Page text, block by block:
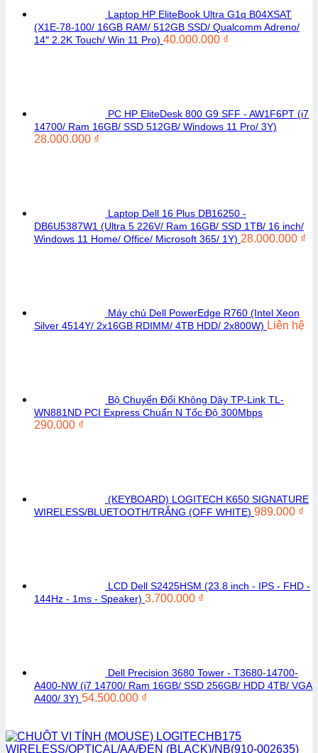
Laptop HP EliteBook Ultra G1q B04XSAT
(X1E-78-100/ 16GB RAM/ 512GB SSD/ Qualcomm Adreno/
14″ 2.2K Touch/ Win 11 Pro) 40.000.000 ₫
PC HP EliteDesk 800 G9 SFF - AW1F6PT (i7
14700/ Ram 16GB/ SSD 512GB/ Windows 11 Pro/ 3Y)
28.000.000 ₫
Laptop Dell 16 Plus DB16250 -
DB6U5387W1 (Ultra 5 226V/ Ram 16GB/ SSD 1TB/ 16 inch/
Windows 11 Home/ Office/ Microsoft 365/ 1Y) 28.000.000 ₫
Máy chủ Dell PowerEdge R760 (Intel Xeon
Silver 4514Y/ 2x16GB RDIMM/ 4TB HDD/ 2x800W) Liên hệ
Bộ Chuyển Đổi Không Dây TP-Link TL-
WN881ND PCI Express Chuẩn N Tốc Độ 300Mbps
290.000 ₫
(KEYBOARD) LOGITECH K650 SIGNATURE
WIRELESS/BLUETOOTH/TRẮNG (OFF WHITE) 989.000 ₫
LCD Dell S2425HSM (23.8 inch - IPS - FHD -
144Hz - 1ms - Speaker) 3.700.000 ₫
Dell Precision 3680 Tower - T3680-14700-
A400-NW (i7 14700/ Ram 16GB/ SSD 256GB/ HDD 4TB/ VGA
A400/ 3Y) 54.500.000 ₫